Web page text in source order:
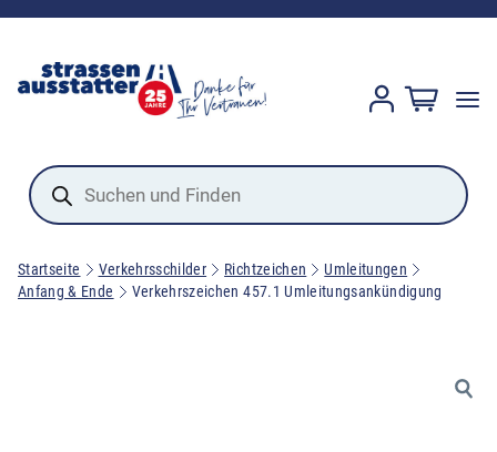
Products
search
Startseite Verkehrsschilder Richtzeichen
Umleitungen
Anfang & Ende
Verkehrszeichen 457.1 Umleitungsankündigung